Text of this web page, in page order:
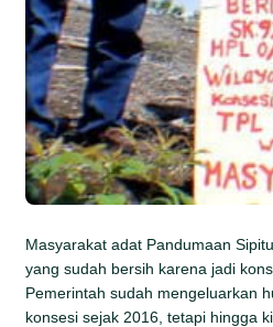
Masyarakat adat Pandumaan
yang sudah bersih karena jadi
Pemerintah sudah mengeluarkan
konsesi sejak 2016, tetapi hingga